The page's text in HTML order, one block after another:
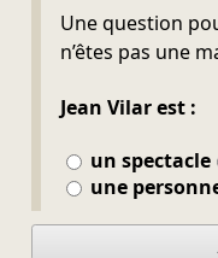
Une question
n’êtes pas une
Jean Vilar est :
un spectacle
une
Ne pas remplir